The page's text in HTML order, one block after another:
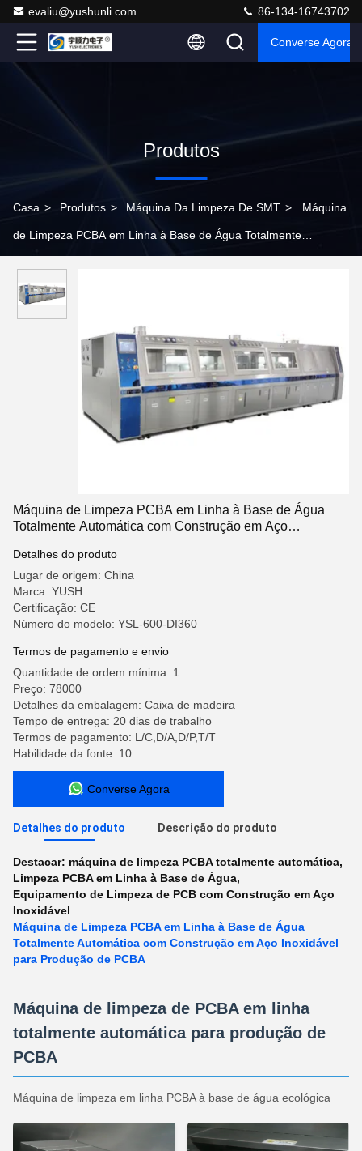
evaliu@yushunli.com 86-134-16743702
Converse Agora
Produtos
Casa > Produtos > Máquina Da Limpeza De SMT > Máquina
de Limpeza PCBA em Linha à Base de Água Totalmente
de PCBA
Máquina de Limpeza PCBA em Linha à Base de Água
Totalmente Automática com Construção em Aço
Detalhes do produto
Lugar de origem: China
Marca: YUSH
Certificação: CE
Número do modelo: YSL-600-DI360
Termos de pagamento e envio
Quantidade de ordem mínima: 1
Preço: 78000
Detalhes da embalagem: Caixa de madeira
Tempo de entrega: 20 dias de trabalho
Termos de pagamento: L/C,D/A,D/P,T/T
Habilidade da fonte: 10
Converse Agora
Detalhes do produto Descrição do produto
Destacar: máquina de limpeza PCBA totalmente automática,
Limpeza PCBA em Linha à Base de Água,
Equipamento de Limpeza de PCB com Construção em Aço
Inoxidável
Máquina de Limpeza PCBA em Linha à Base de Água
Totalmente Automática com Construção em Aço Inoxidável
para Produção de PCBA
Máquina de limpeza de PCBA em linha
totalmente automática para produção de
PCBA
Máquina de limpeza em linha PCBA à base de água ecológica